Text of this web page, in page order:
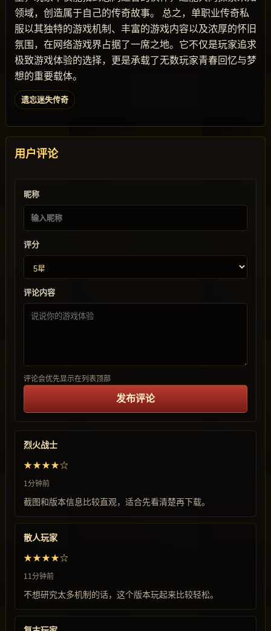
领域，创造属于自己的传奇故事。 总之，单职业传奇私
服以其独特的游戏机制、丰富的游戏内容以及浓厚的怀旧
氛围，在网络游戏界占据了一席之地。它不仅是玩家追求
极致游戏体验的选择，更是承载了无数玩家青春回忆与梦
想的重要载体。
遗忘迷失传奇
用户评论
昵称
评分
评论内容
评论会优先显示在列表顶部
发布评论
烈火战士
★★★★☆
1分钟前
截图和版本信息比较直观，适合先看清楚再下载。
散人玩家
★★★★☆
11分钟前
不想研究太多机制的话，这个版本玩起来比较轻松。